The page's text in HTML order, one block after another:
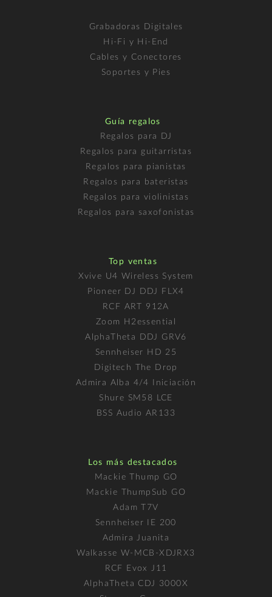
Grabadoras Digitales
Hi-Fi y Hi-End
Cables y Conectores
Soportes y Pies
Guía regalos
Regalos para DJ
Regalos para guitarristas
Regalos para pianistas
Regalos para bateristas
Regalos para violinistas
Regalos para saxofonistas
Top ventas
Xvive U4 Wireless System
Pioneer DJ DDJ FLX4
RCF ART 912A
Zoom H2essential
AlphaTheta DDJ GRV6
Sennheiser HD 25
Digitech The Drop
Admira Alba 4/4 Iniciación
Shure SM58 LCE
BSS Audio AR133
Los más destacados
Mackie Thump GO
Mackie ThumpSub GO
Adam T7V
Sennheiser IE 200
Admira Juanita
Walkasse W-MCB-XDJRX3
RCF Evox J11
AlphaTheta CDJ 3000X